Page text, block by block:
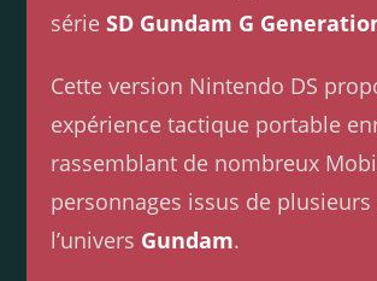
sérieSD Gundam G
Cette version Nintendo DS
expérience tactique portable
rassemblant de nombreux
personnages issus de plusieurs
l’univers Gundam.